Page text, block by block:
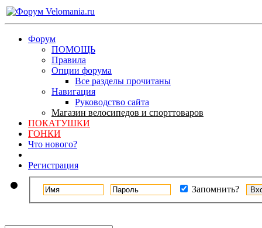
Форум
ПОМОЩЬ
Правила
Опции форума
Все разделы прочитаны
Навигация
Руководство сайта
Магазин велосипедов и спорттоваров
ПОКАТУШКИ
ГОНКИ
Что нового?
Регистрация
Запомнить?